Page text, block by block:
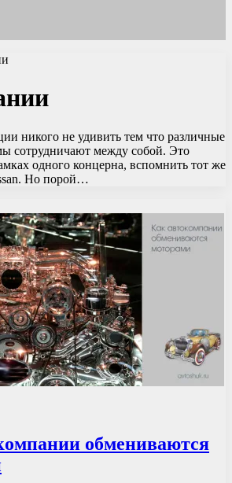
никого не удивить тем что различные
сотрудничают между собой. Это
одного концерна, вспомнить тот же
Но порой…
обмениваются